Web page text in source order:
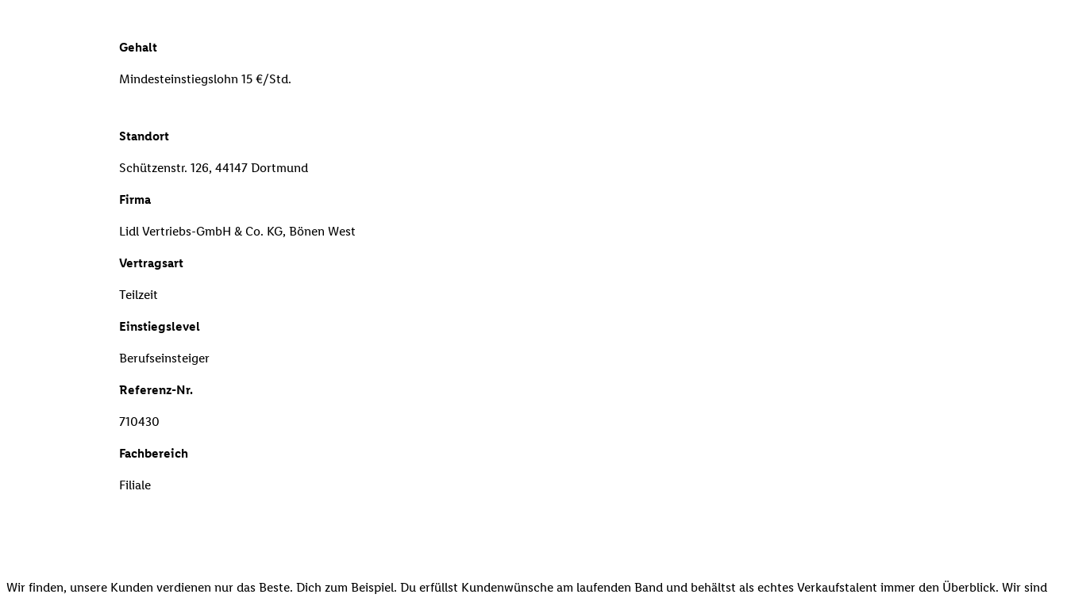
Gehalt
Mindesteinstiegslohn 15 €/Std.
Standort
Schützenstr. 126, 44147 Dortmund
Firma
Lidl Vertriebs-GmbH & Co. KG, Bönen West
Vertragsart
Teilzeit
Einstiegslevel
Berufseinsteiger
Referenz-Nr.
710430
Fachbereich
Filiale
Wir finden, unsere Kunden verdienen nur das Beste. Dich zum Beispiel. Du erfüllst Kundenwünsche am laufenden Band und behältst als echtes Verkaufstalent immer den Überblick. Wir sind